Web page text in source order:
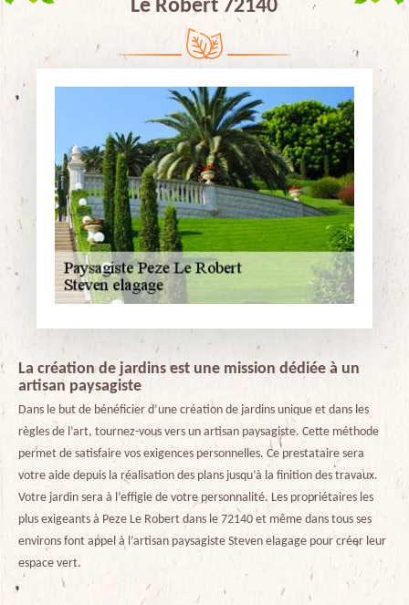
Le Robert 72140
La création de jardins est une mission dédiée à un
artisan paysagiste
Dans le but de bénéficier d’une création de jardins unique et dans les
règles de l’art, tournez-vous vers un artisan paysagiste. Cette méthode
permet de satisfaire vos exigences personnelles. Ce prestataire sera
votre aide depuis la réalisation des plans jusqu’à la finition des travaux.
Votre jardin sera à l’effigie de votre personnalité. Les propriétaires les
plus exigeants à Peze Le Robert dans le 72140 et même dans tous ses
environs font appel à l’artisan paysagiste Steven elagage pour créer leur
espace vert.